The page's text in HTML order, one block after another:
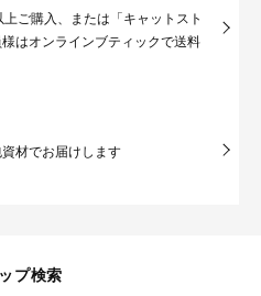
ご購入、または「キャットスト
はオンラインブティックで送料
材でお届けします
プ検索